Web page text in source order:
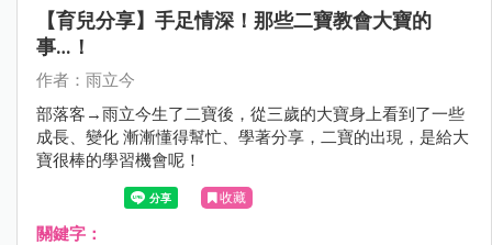
【育兒分享】手足情深！那些二寶教會大寶的
事…！
作者：雨立今
部落客→雨立今生了二寶後，從三歲的大寶身上看到了一些
成長、變化 漸漸懂得幫忙、學著分享，二寶的出現，是給大
寶很棒的學習機會呢！
收藏
關鍵字：